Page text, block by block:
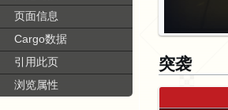
突袭
页面信息
Cargo数据
引用此页
浏览属性